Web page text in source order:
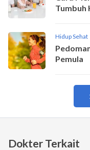
Dokter Terkait